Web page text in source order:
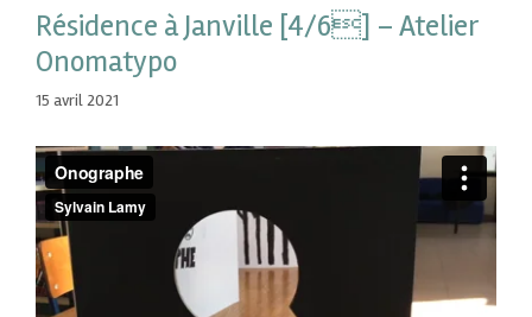
Résidence à Janville [4/6] – Atelier
Onomatypo
15 avril 2021